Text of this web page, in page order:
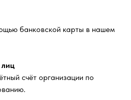
банковской карты в нашем
счёт организации по